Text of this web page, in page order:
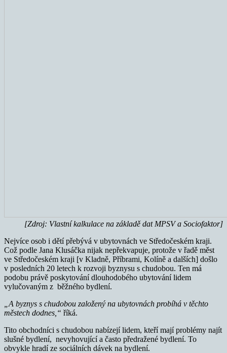
[Zdroj: Vlastní kalkulace na základě dat MPSV a Sociofaktor]
Nejvíce osob i dětí přebývá v ubytovnách ve Středočeském kraji.
Což podle Jana Klusáčka nijak nepřekvapuje, protože v řadě měst
ve Středočeském kraji [v Kladně, Příbrami, Kolíně a dalších] došlo
v posledních 20 letech k rozvoji byznysu s chudobou. Ten má
podobu právě poskytování dlouhodobého ubytování lidem
vylučovaným z běžného bydlení.
„A byznys s chudobou založený na ubytovnách probíhá v těchto
městech dodnes,“ říká.
Tito obchodníci s chudobou nabízejí lidem, kteří mají problémy najít
slušné bydlení, nevyhovující a často předražené bydlení. To
obvykle hradí ze sociálních dávek na bydlení.